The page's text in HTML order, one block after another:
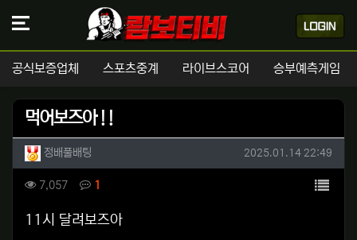
공식보증업체 스포츠중계 라이브스코어 승부예측게임
먹어보즈아 ! !
작성자 정보
정배풀배팅 작성일
2025.01.14 22:49
컨텐츠 정보
7,057조회 1 목록
본문
11시 달려보즈아